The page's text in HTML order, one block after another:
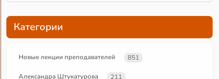
Категории
Новые лекции преподавателей 851
Александра Штукатурова 211